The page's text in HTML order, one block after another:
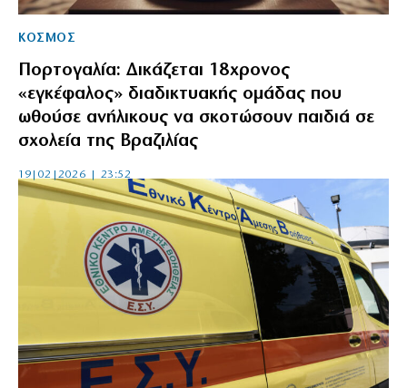
ΚΟΣΜΟΣ
Πορτογαλία: Δικάζεται 18χρονος
«εγκέφαλος» διαδικτυακής ομάδας που
ωθούσε ανήλικους να σκοτώσουν παιδιά σε
σχολεία της Βραζιλίας
19|02|2026 | 23:52